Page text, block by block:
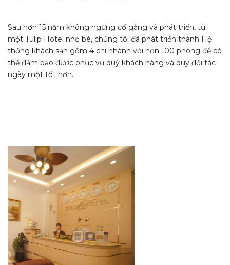
Sau hơn 15 năm không ngừng cố gắng và phát triển, từ
một Tulip Hotel nhỏ bé, chúng tôi đã phát triển thành Hệ
thống khách sạn gồm 4 chi nhánh với hơn 100 phòng để có
thể đảm bảo được phục vụ quý khách hàng và quý đối tác
ngày một tốt hơn.